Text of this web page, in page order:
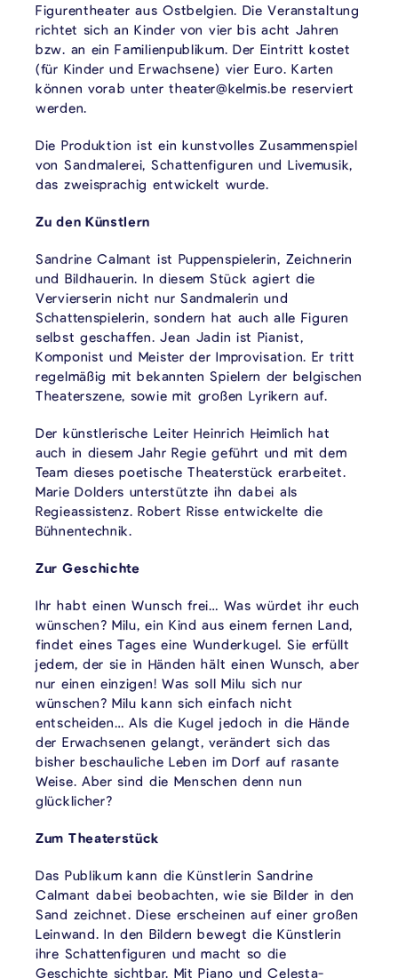
Figurentheater aus Ostbelgien. Die Veranstaltung
richtet sich an Kinder von vier bis acht Jahren
bzw. an ein Familienpublikum. Der Eintritt kostet
(für Kinder und Erwachsene) vier Euro. Karten
können vorab unter theater@kelmis.be reserviert
werden.
Die Produktion ist ein kunstvolles Zusammenspiel
von Sandmalerei, Schattenfiguren und Livemusik,
das zweisprachig entwickelt wurde.
Zu den Künstlern
Sandrine Calmant ist Puppenspielerin, Zeichnerin
und Bildhauerin. In diesem Stück agiert die
Vervierserin nicht nur Sandmalerin und
Schattenspielerin, sondern hat auch alle Figuren
selbst geschaffen. Jean Jadin ist Pianist,
Komponist und Meister der Improvisation. Er tritt
regelmäßig mit bekannten Spielern der belgischen
Theaterszene, sowie mit großen Lyrikern auf.
Der künstlerische Leiter Heinrich Heimlich hat
auch in diesem Jahr Regie geführt und mit dem
Team dieses poetische Theaterstück erarbeitet.
Marie Dolders unterstützte ihn dabei als
Regieassistenz. Robert Risse entwickelte die
Bühnentechnik.
Zur Geschichte
Ihr habt einen Wunsch frei… Was würdet ihr euch
wünschen? Milu, ein Kind aus einem fernen Land,
findet eines Tages eine Wunderkugel. Sie erfüllt
jedem, der sie in Händen hält einen Wunsch, aber
nur einen einzigen! Was soll Milu sich nur
wünschen? Milu kann sich einfach nicht
entscheiden… Als die Kugel jedoch in die Hände
der Erwachsenen gelangt, verändert sich das
bisher beschauliche Leben im Dorf auf rasante
Weise. Aber sind die Menschen denn nun
glücklicher?
Zum Theaterstück
Das Publikum kann die Künstlerin Sandrine
Calmant dabei beobachten, wie sie Bilder in den
Sand zeichnet. Diese erscheinen auf einer großen
Leinwand. In den Bildern bewegt die Künstlerin
ihre Schattenfiguren und macht so die
Geschichte sichtbar. Mit Piano und Celesta-